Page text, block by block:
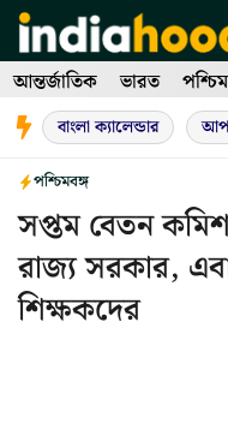
Skip
to
content
আন্তর্জাতিক ভারত
বাংলা ক্যালেন্ডার
পশ্চিমবঙ্গ
সপ্তম বেতন
রাজ্য সরকার,
শিক্ষকদের